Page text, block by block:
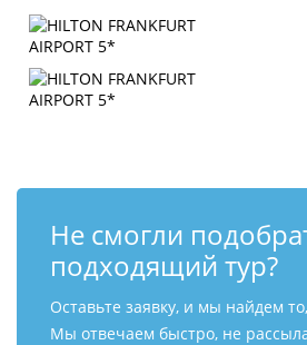
Не смогли
подходящий тур?
Оставьте заявку, и мы найдем
Мы отвечаем быстро, не